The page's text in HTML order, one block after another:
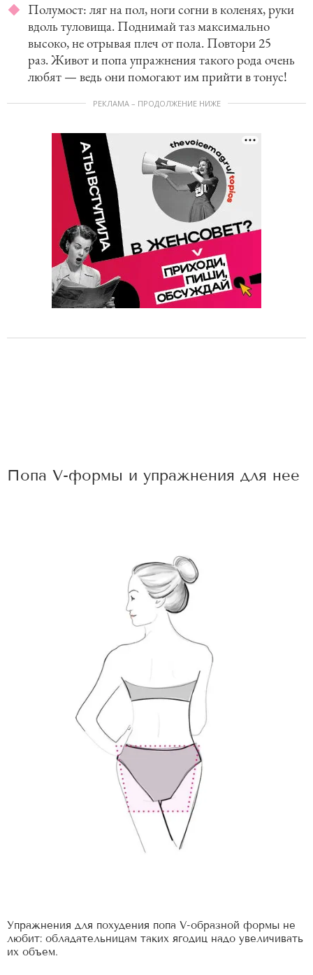
Полумост: ляг на пол, ноги согни в коленях, руки
вдоль туловища. Поднимай таз максимально
высоко, не отрывая плеч от пола. Повтори 25
раз. Живот и попа упражнения такого рода очень
любят — ведь они помогают им прийти в тонус!
РЕКЛАМА – ПРОДОЛЖЕНИЕ НИЖЕ
Попа V-формы и упражнения для нее
Упражнения для похудения попа V-образной формы не
любит: обладательницам таких ягодиц надо увеличивать
их объем.